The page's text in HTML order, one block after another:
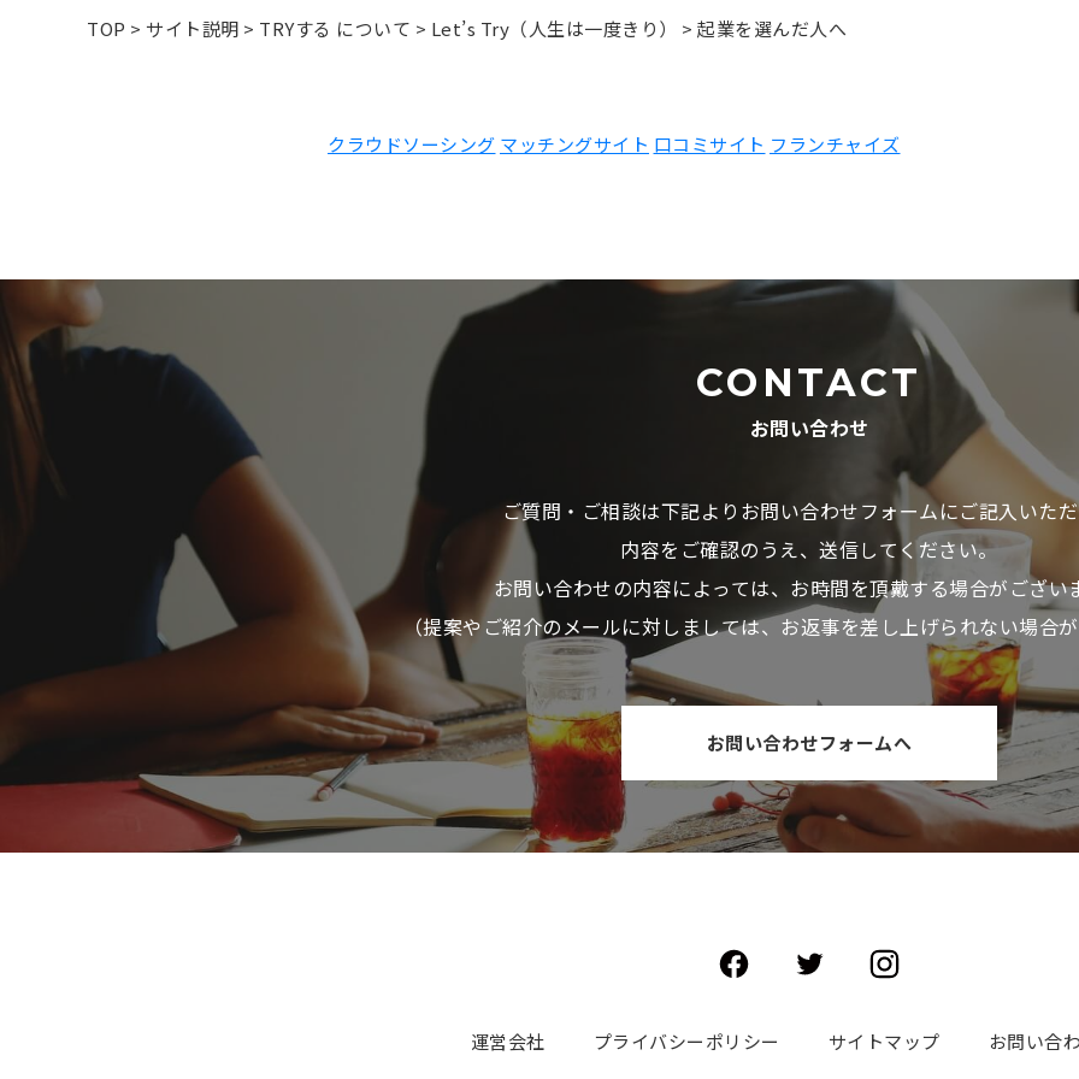
TOP > サイト説明 > TRYする について > Let’s Try（人生は一度きり） > 起業を選んだ人へ
クラウドソーシング マッチングサイト 口コミサイト フランチャイズ
CONTACT
お問い合わせ
ご質問・ご相談は下記よりお問い合わせフォームにご記入いた
内容をご確認のうえ、送信してください。
お問い合わせの内容によっては、お時間を頂戴する場合がござい
（提案やご紹介のメールに対しましては、お返事を差し上げられない場合
お問い合わせフォームへ
運営会社 プライバシーポリシー サイトマップ お問い合